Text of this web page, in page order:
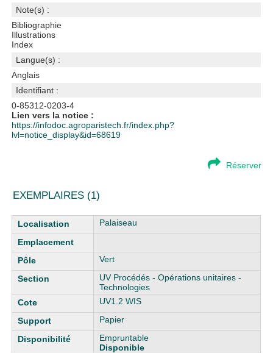
Note(s) :
Bibliographie
Illustrations
Index
Langue(s) :
Anglais
Identifiant :
0-85312-0203-4
Lien vers la notice :
https://infodoc.agroparistech.fr/index.php?
lvl=notice_display&id=68619
Réserver
EXEMPLAIRES (1)
Liste des exemplaires Palaiseau
Vert
UV Procédés - Opérations unitaires -
Technologies
UV1.2 WIS
Papier
Empruntable
Disponible